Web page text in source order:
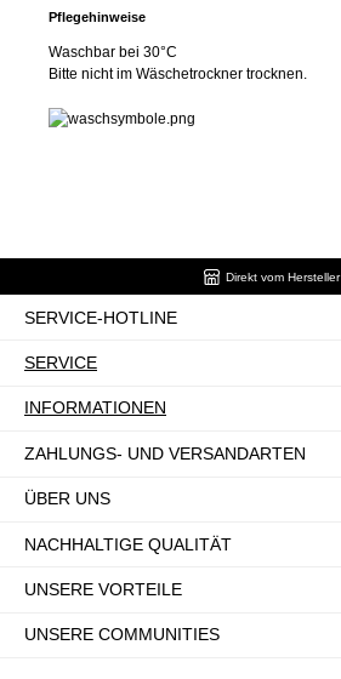
Pflegehinweise
Waschbar bei 30°C
Bitte nicht im Wäschetrockner trocknen.
Direkt vom Hersteller
SERVICE-HOTLINE
SERVICE
INFORMATIONEN
ZAHLUNGS- UND VERSANDARTEN
ÜBER UNS
NACHHALTIGE QUALITÄT
UNSERE VORTEILE
UNSERE COMMUNITIES